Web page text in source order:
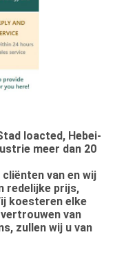
loacted, Hebei-
meer dan 20
van en wij
redelijke prijs,
koesteren elke
van
zullen wij u van